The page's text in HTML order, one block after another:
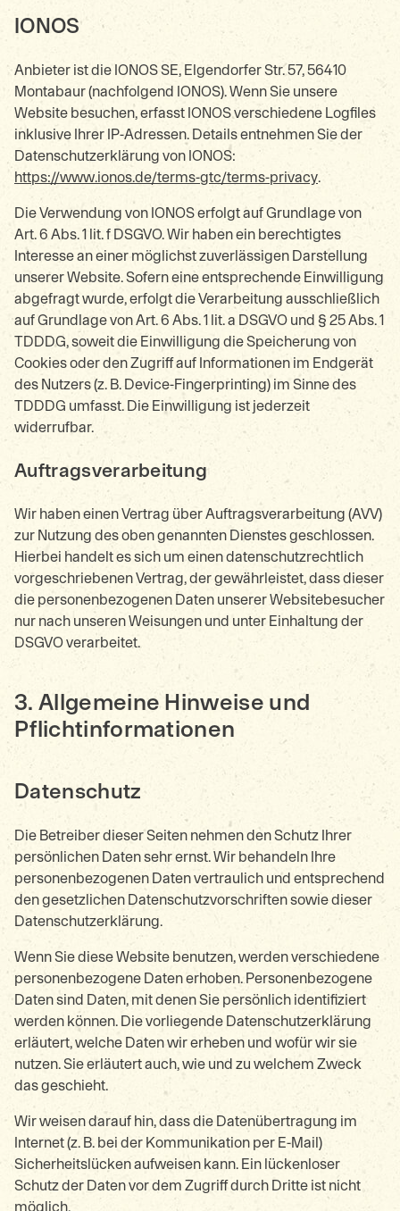
IONOS
Anbieter ist die IONOS SE, Elgendorfer Str. 57, 56410
Montabaur (nachfolgend IONOS). Wenn Sie unsere
Website besuchen, erfasst IONOS verschiedene Logfiles
inklusive Ihrer IP-Adressen. Details entnehmen Sie der
Datenschutzerklärung von IONOS:
https://www.ionos.de/terms-gtc/terms-privacy
Die Verwendung von IONOS erfolgt auf Grundlage von
Art. 6 Abs. 1 lit. f DSGVO. Wir haben ein berechtigtes
Interesse an einer möglichst zuverlässigen Darstellung
unserer Website. Sofern eine entsprechende Einwilligung
abgefragt wurde, erfolgt die Verarbeitung ausschließlich
auf Grundlage von Art. 6 Abs. 1 lit. a DSGVO und § 25 Abs. 1
TDDDG, soweit die Einwilligung die Speicherung von
Cookies oder den Zugriff auf Informationen im Endgerät
des Nutzers (z. B. Device-Fingerprinting) im Sinne des
TDDDG umfasst. Die Einwilligung ist jederzeit
widerrufbar.
Auftragsverarbeitung
Wir haben einen Vertrag über Auftragsverarbeitung (AVV)
zur Nutzung des oben genannten Dienstes geschlossen.
Hierbei handelt es sich um einen datenschutzrechtlich
vorgeschriebenen Vertrag, der gewährleistet, dass dieser
die personenbezogenen Daten unserer Websitebesucher
nur nach unseren Weisungen und unter Einhaltung der
DSGVO verarbeitet.
3. Allgemeine Hinweise und
Pflicht­informationen
Datenschutz
Die Betreiber dieser Seiten nehmen den Schutz Ihrer
persönlichen Daten sehr ernst. Wir behandeln Ihre
personenbezogenen Daten vertraulich und entsprechend
den gesetzlichen Datenschutzvorschriften sowie dieser
Datenschutzerklärung.
Wenn Sie diese Website benutzen, werden verschiedene
personenbezogene Daten erhoben. Personenbezogene
Daten sind Daten, mit denen Sie persönlich identifiziert
werden können. Die vorliegende Datenschutzerklärung
erläutert, welche Daten wir erheben und wofür wir sie
nutzen. Sie erläutert auch, wie und zu welchem Zweck
das geschieht.
Wir weisen darauf hin, dass die Datenübertragung im
Internet (z. B. bei der Kommunikation per E-Mail)
Sicherheitslücken aufweisen kann. Ein lückenloser
Schutz der Daten vor dem Zugriff durch Dritte ist nicht
möglich.